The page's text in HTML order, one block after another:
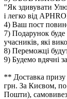
"Як здивувати
і легко від
4) Ваш пост
7) Подарунок буде
учасників, які
8) Переможці
9) Будемо вдячні
** Доставка призу
грн. За Києвом, по
Пошти),